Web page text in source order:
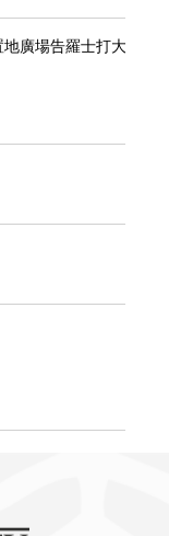
廣場告羅士打大廈13